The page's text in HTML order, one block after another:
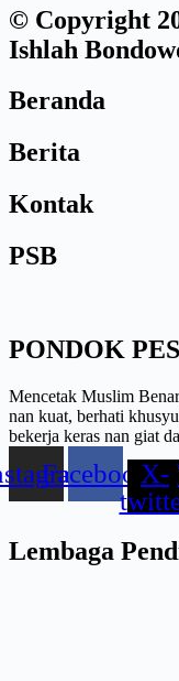
© Copyright
Ishlah
Beranda
Berita
Kontak
PSB
PONDOK
Mencetak Muslim
nan kuat, berhati
bekerja keras nan giat
FacebookX-
Lembaga